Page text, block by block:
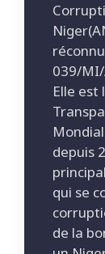
039/MI/
Elle est
depuis
qui se
de la